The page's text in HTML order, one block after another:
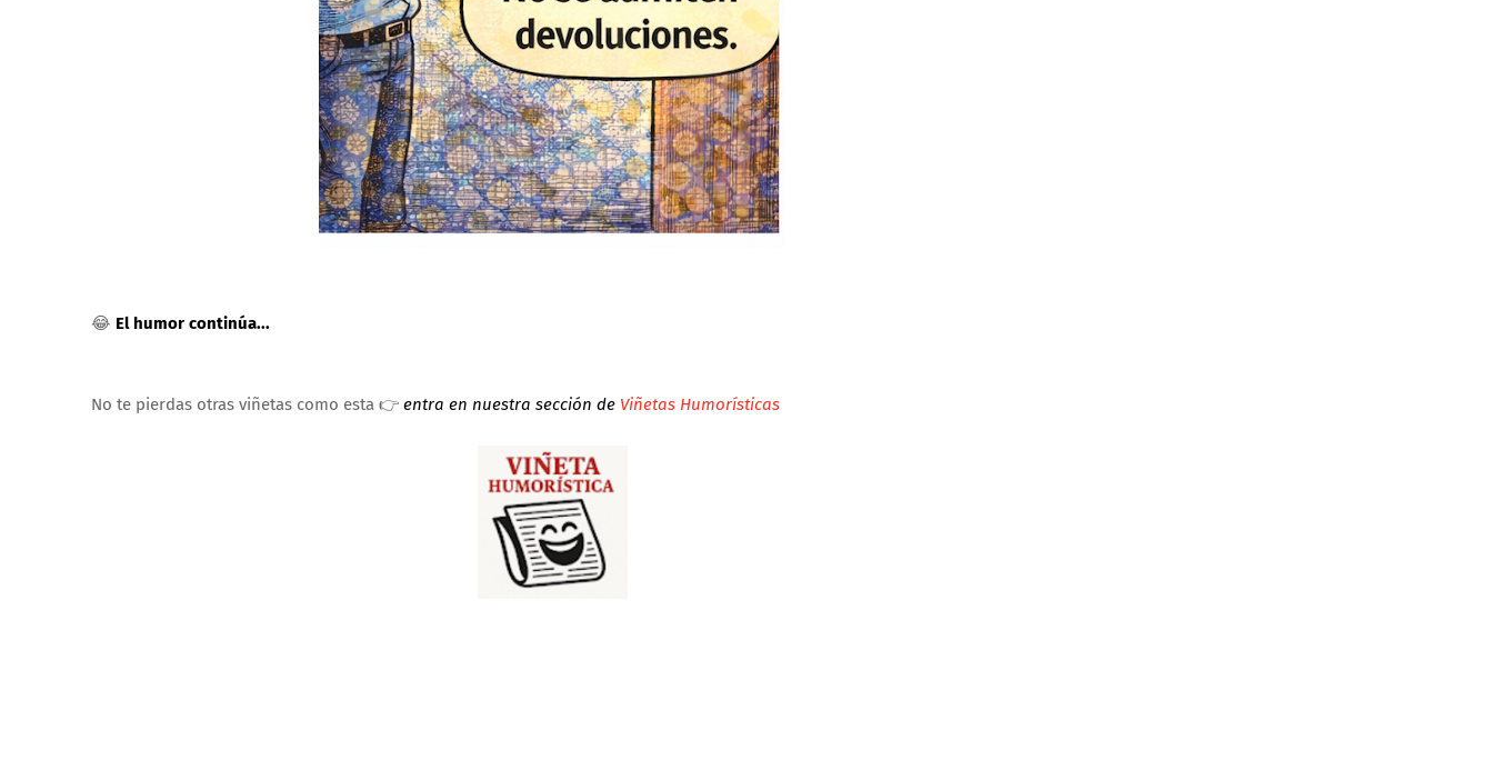
😂 El humor continúa...
No te pierdas otras viñetas como esta 👉 entra en nuestra sección de Viñetas Humorísticas